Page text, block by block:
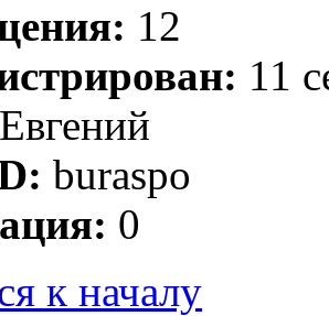
12
11
Евгений
buraspo
0
к началу